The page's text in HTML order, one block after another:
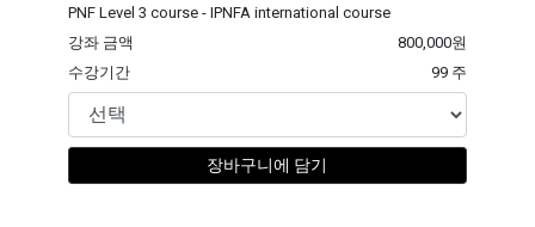
PNF Level 3 course - IPNFA international course
강좌 금액
800,000원
수강기간
99 주
장바구니에 담기